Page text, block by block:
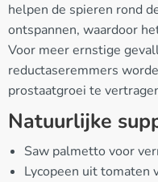
helpen de spieren rond
ontspannen, waardoor
Voor meer ernstige
reductaseremmers
prostaatgroei te
Natuurlijke
Saw palmetto voor
Lycopeen uit tomaten